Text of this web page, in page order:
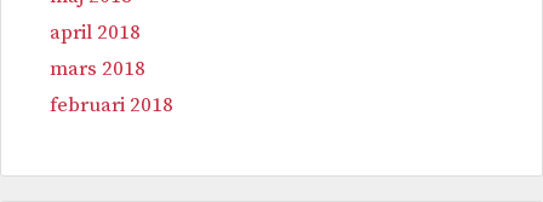
april 2018
mars 2018
februari 2018